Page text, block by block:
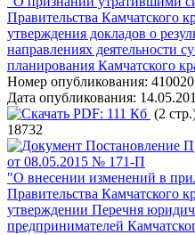
Правительства Камчатского
утверждения докладов о
направлениях деятельности
планирования Камчатского
Номер опубликования:
Дата опубликования:
PDF: 111 Кб (2
18732
Постановление
от 08.05.2015 № 171-П
"О внесении изменений в
Правительства Камчатского
утверждении Перечня
предпринимателей